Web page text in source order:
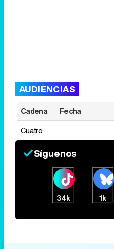
AUDIENCIAS
Cadena Fecha
Cuatro
Síguenos
34k 1k